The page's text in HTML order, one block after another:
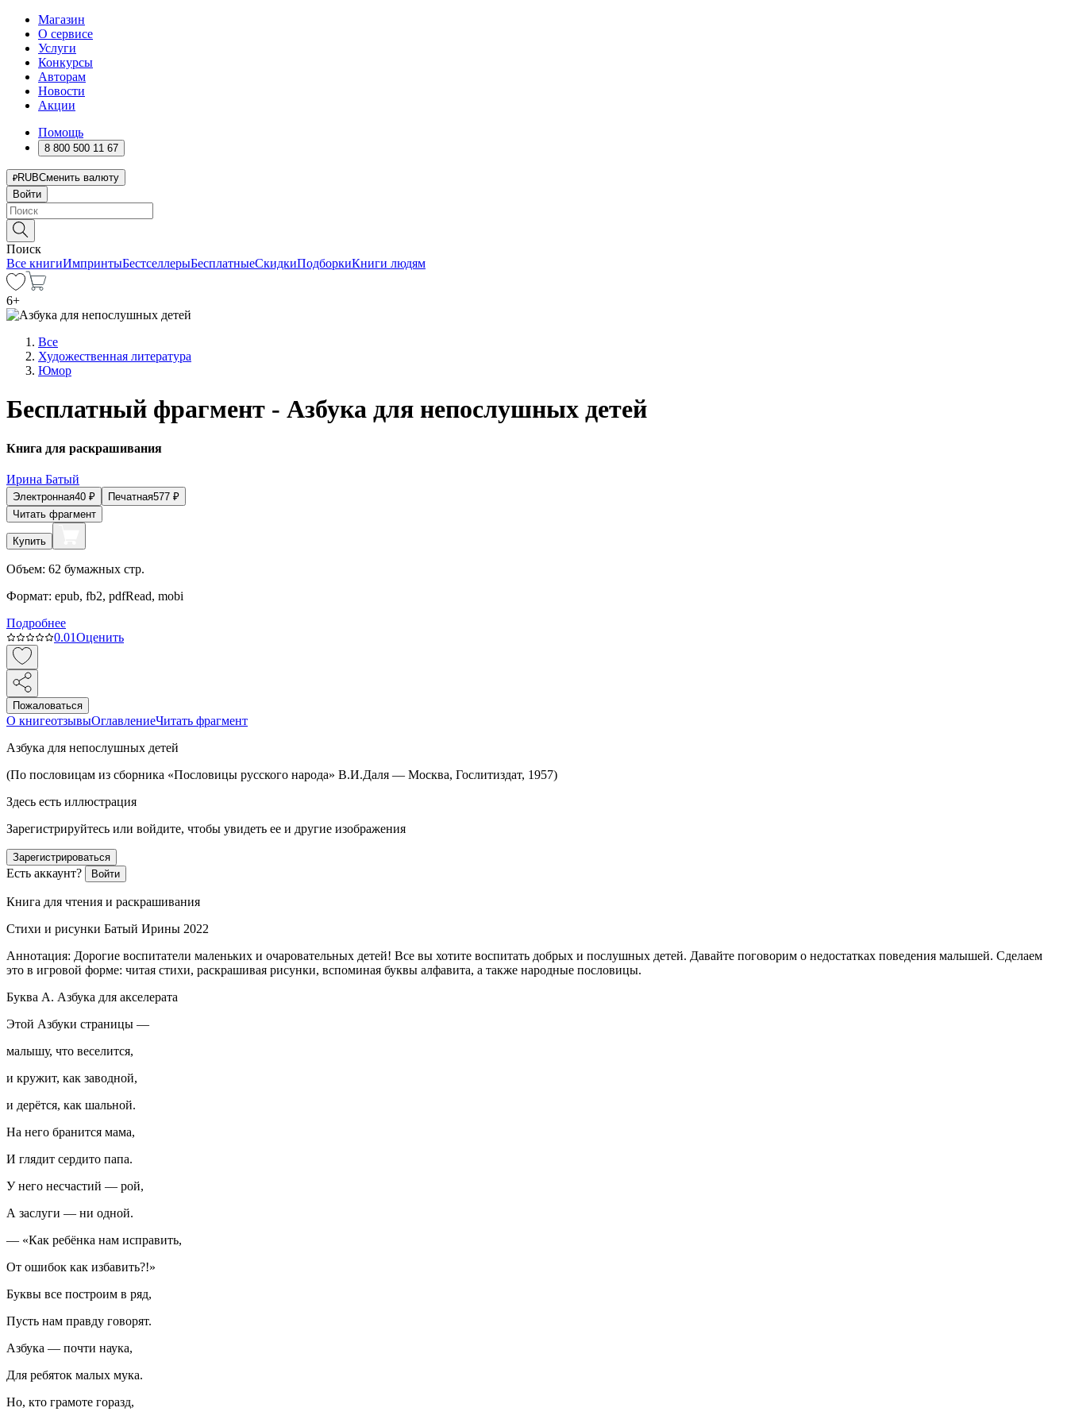
Магазин
О сервисе
Услуги
Конкурсы
Авторам
Новости
Акции
Помощь
8 800 500 11 67
RUBСменить валюту
Войти
Поиск
Все книгиИмпринтыБестселлерыБесплатныеСкидкиПодборкиКниги людям
6+
Все
Художественная литература
Юмор
Бесплатный фрагмент - Азбука для непослушных детей
Книга для раскрашивания
Ирина Батый
Электронная40 ₽ Печатная577 ₽
Читать фрагмент
Купить
Объем: 62 бумажных стр.
Формат: epub, fb2, pdfRead, mobi
Подробнее
0.01Оценить
Пожаловаться
О книгеотзывыОглавлениеЧитать фрагмент
Азбука для непослушных детей
(По пословицам из сборника «Пословицы русского народа» В.И.Даля — Москва, Гослитиздат, 1957)
Здесь есть иллюстрация
Зарегистрируйтесь или войдите, чтобы увидеть ее и другие изображения
Зарегистрироваться
Есть аккаунт? Войти
Книга для чтения и раскрашивания
Стихи и рисунки Батый Ирины 2022
Аннотация: Дорогие воспитатели маленьких и очаровательных детей! Все вы хотите воспитать добрых и послушных детей. Давайте поговорим о недостатках поведения малышей. Сделаем
это в игровой форме: читая стихи, раскрашивая рисунки, вспоминая буквы алфавита, а также народные пословицы.
Буква А. Азбука для акселерата
Этой Азбуки страницы —
малышу, что веселится,
и кружит, как заводной,
и дерётся, как шальной.
На него бранится мама,
И глядит сердито папа.
У него несчастий — рой,
А заслуги — ни одной.
— «Как ребёнка нам исправить,
От ошибок как избавить?!»
Буквы все построим в ряд,
Пусть нам правду говорят.
Азбука — почти наука,
Для ребяток малых мука.
Но, кто грамоте горазд,